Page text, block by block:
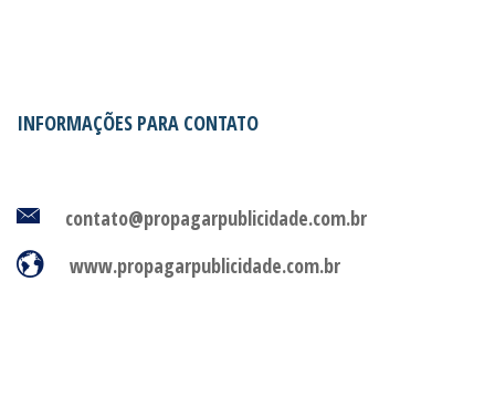
INFORMAÇÕES PARA CONTATO
contato@propagarpublicidade.com.br
www.propagarpublicidade.com.br